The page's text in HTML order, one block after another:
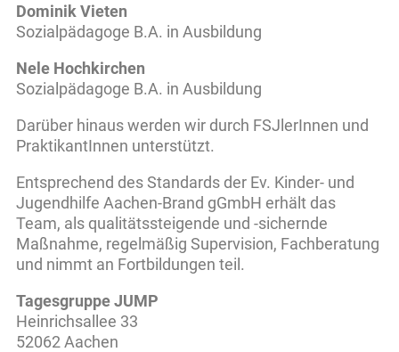
Dominik Vieten
Sozialpädagoge B.A. in Ausbildung
Nele Hochkirchen
Sozialpädagoge B.A. in Ausbildung
Darüber hinaus werden wir durch FSJlerInnen und
PraktikantInnen unterstützt.
Entsprechend des Standards der Ev. Kinder- und
Jugendhilfe Aachen-Brand gGmbH erhält das
Team, als qualitätssteigende und -sichernde
Maßnahme, regelmäßig Supervision, Fachberatung
und nimmt an Fortbildungen teil.
Tagesgruppe JUMP
Heinrichsallee 33
52062 Aachen